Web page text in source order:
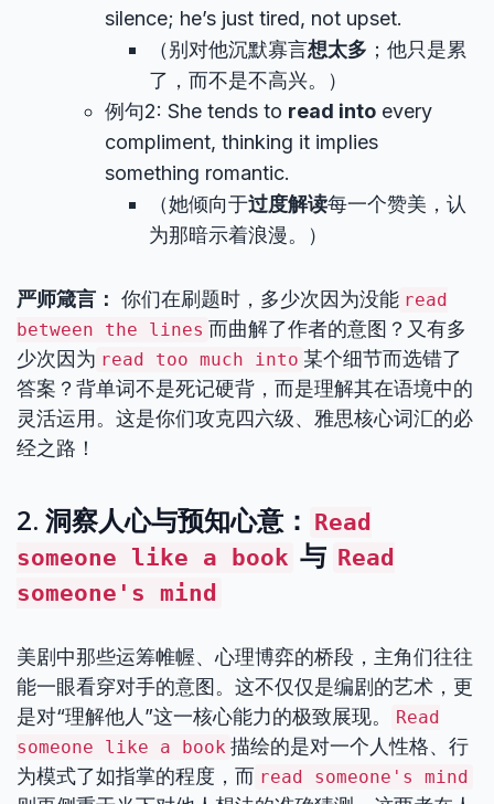
silence; he’s just tired, not upset.
（别对他沉默寡言想太多 ；他只是累
了，而不是不高兴。）
例句2: She tends to read into every
compliment, thinking it implies
something romantic.
（她倾向于过度解读每一个赞美，认
为那暗示着浪漫。）
严师箴言： 你们在刷题时，多少次因为没能 read
between the lines 而曲解了作者的意图？又有多
少次因为 read too much into 某个细节而选错了
答案？背单词不是死记硬背，而是理解其在语境中的
灵活运用。这是你们攻克四六级、雅思核心词汇的必
经之路！
2. 洞察人心与预知心意： Read
someone like a book 与 Read
someone's mind
美剧中那些运筹帷幄、心理博弈的桥段，主角们往往
能一眼看穿对手的意图。这不仅仅是编剧的艺术，更
是对“理解他人”这一核心能力的极致展现。
Read
someone like a book 描绘的是对一个人性格、行
为模式了如指掌的程度，而 read someone's mind